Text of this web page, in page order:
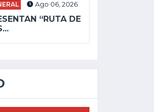
Ago 06, 2026
“RUTA DE